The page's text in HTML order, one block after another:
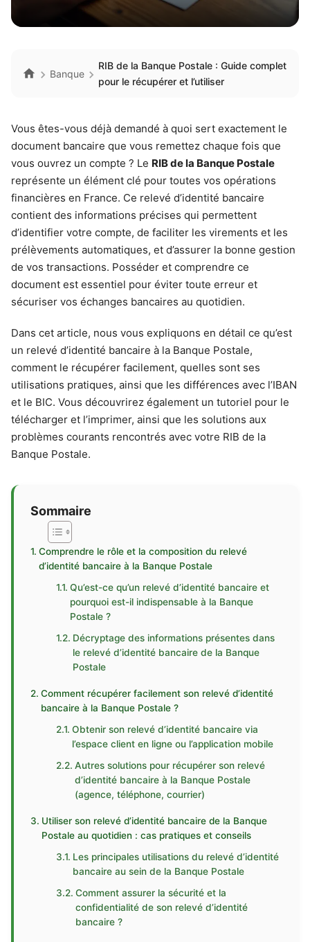
Banque
RIB de la Banque Postale : Guide complet
pour le récupérer et l’utiliser
Vous êtes-vous déjà demandé à quoi sert exactement le
document bancaire que vous remettez chaque fois que
vous ouvrez un compte ? Le RIB de la Banque Postale
représente un élément clé pour toutes vos opérations
financières en France. Ce relevé d’identité bancaire
contient des informations précises qui permettent
d’identifier votre compte, de faciliter les virements et les
prélèvements automatiques, et d’assurer la bonne gestion
de vos transactions. Posséder et comprendre ce
document est essentiel pour éviter toute erreur et
sécuriser vos échanges bancaires au quotidien.
Dans cet article, nous vous expliquons en détail ce qu’est
un relevé d’identité bancaire à la Banque Postale,
comment le récupérer facilement, quelles sont ses
utilisations pratiques, ainsi que les différences avec l’IBAN
et le BIC. Vous découvrirez également un tutoriel pour le
télécharger et l’imprimer, ainsi que les solutions aux
problèmes courants rencontrés avec votre RIB de la
Banque Postale.
Sommaire
Comprendre le rôle et la composition du relevé
d’identité bancaire à la Banque Postale
Qu’est-ce qu’un relevé d’identité bancaire et
pourquoi est-il indispensable à la Banque
Postale ?
Décryptage des informations présentes dans
le relevé d’identité bancaire de la Banque
Postale
Comment récupérer facilement son relevé d’identité
bancaire à la Banque Postale ?
Obtenir son relevé d’identité bancaire via
l’espace client en ligne ou l’application mobile
Autres solutions pour récupérer son relevé
d’identité bancaire à la Banque Postale
(agence, téléphone, courrier)
Utiliser son relevé d’identité bancaire de la Banque
Postale au quotidien : cas pratiques et conseils
Les principales utilisations du relevé d’identité
bancaire au sein de la Banque Postale
Comment assurer la sécurité et la
confidentialité de son relevé d’identité
bancaire ?